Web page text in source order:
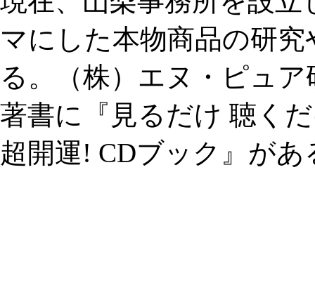
マにした本物商品の研
る。（株）エヌ・ピュ
著書に『見るだけ 聴く
超開運! CDブック』があ